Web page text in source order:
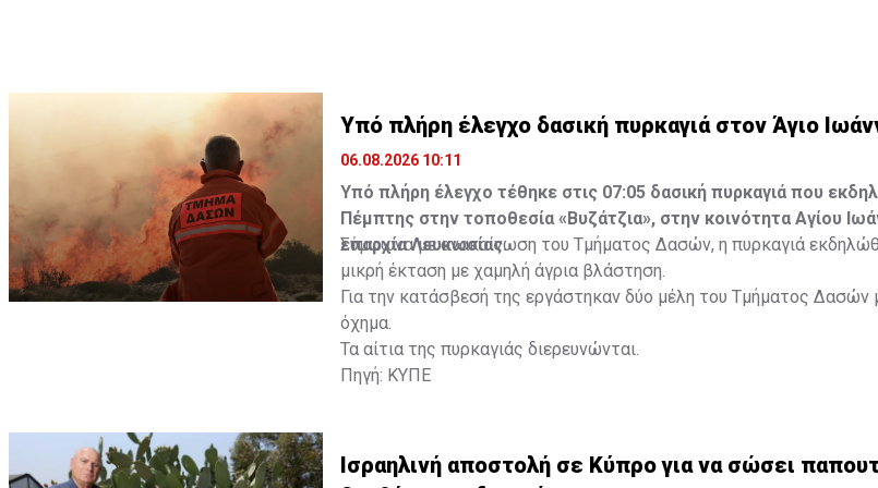
Υπό πλήρη έλεγχο δασική πυρκαγιά στον Άγιο
06.08.2026 10:11
Υπό πλήρη έλεγχο τέθηκε στις 07:05 δασική πυρκαγιά που
Πέμπτης στην τοποθεσία «Βυζάτζια», στην κοινότητα Αγίου
επαρχία Λευκωσίας.
Σύμφωνα με ανακοίνωση του Τμήματος Δασών, η πυρκαγιά
μικρή έκταση με χαμηλή άγρια βλάστηση.
Για την κατάσβεσή της εργάστηκαν δύο μέλη του Τμήματος Δασών
όχημα.
Τα αίτια της πυρκαγιάς διερευνώνται.
Πηγή: ΚΥΠΕ
Ισραηλινή αποστολή σε Κύπρο για να σώσει